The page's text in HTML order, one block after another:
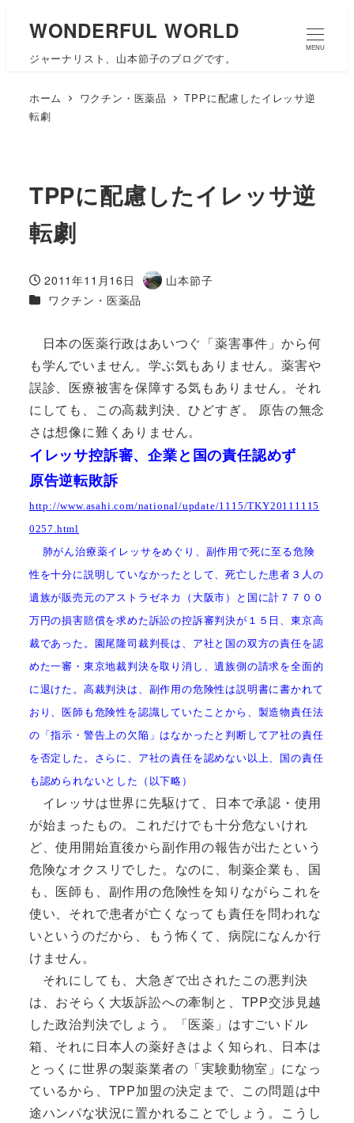
WONDERFUL WORLD
ジャーナリスト、山本節子のブログです。
MENU
ホーム ワクチン・医薬品
TPPに配慮したイレッサ逆
転劇
TPPに配慮したイレッサ逆
転劇
投稿日
2011年11月16日
著
山本節子
カテゴリー
ワクチン・医薬品
日本の医薬行政はあいつぐ「薬害事件」から何
も学んでいません。学ぶ気もありません。薬害や
誤診、医療被害を保障する気もありません。それ
にしても、この高裁判決、ひどすぎ。 原告の無念
さは想像に難くありません。
イレッサ控訴審、企業と国の責任認めず
原告逆転敗訴
http://www.asahi.com/national/update/1115/TKY20111115
0257.html
肺がん治療薬イレッサをめぐり、副作用で死に至る危険
性を十分に説明していなかったとして、死亡した患者３人の
遺族が販売元のアストラゼネカ（大阪市）と国に計７７００
万円の損害賠償を求めた訴訟の控訴審判決が１５日、東京高
裁であった。園尾隆司裁判長は、ア社と国の双方の責任を認
めた一審・東京地裁判決を取り消し、遺族側の請求を全面的
に退けた。高裁判決は、副作用の危険性は説明書に書かれて
おり、医師も危険性を認識していたことから、製造物責任法
の「指示・警告上の欠陥」はなかったと判断してア社の責任
を否定した。さらに、ア社の責任を認めない以上、国の責任
も認められないとした（以下略）
イレッサは世界に先駆けて、日本で承認・使用
が始まったもの。これだけでも十分危ないけれ
ど、使用開始直後から副作用の報告が出たという
危険なオクスリでした。なのに、制薬企業も、国
も、医師も、副作用の危険性を知りながらこれを
使い、それで患者が亡くなっても責任を問われな
いというのだから、もう怖くて、病院になんか行
けません。
それにしても、大急ぎで出されたこの悪判決
は、おそらく大坂訴訟への牽制と、TPP交渉見越
した政治判決でしょう。「医薬」はすごいドル
箱、それに日本人の薬好きはよく知られ、日本は
とっくに世界の製薬業者の「実験動物室」になっ
ているから、TPP加盟の決定まで、この問題は中
途ハンパな状況に置かれることでしょう。こうし